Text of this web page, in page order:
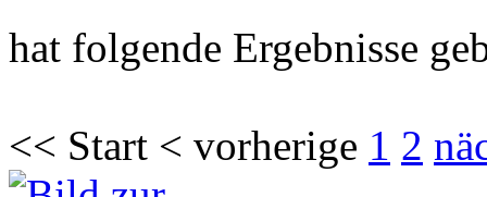
hat folgende Ergebnisse
<< Start < vorherige 1 2